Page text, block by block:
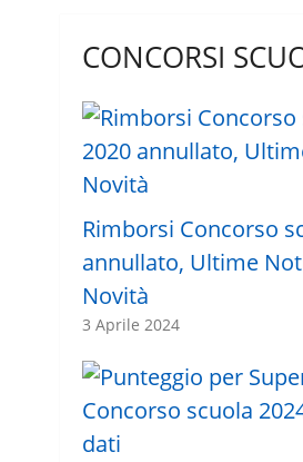
CONCORSI
Rimborsi Concorso
annullato, Ultime
Novità
3 Aprile 2024